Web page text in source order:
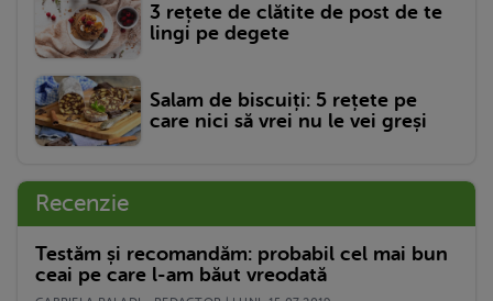
3 rețete de clătite de post de te
lingi pe degete
Salam de biscuiți: 5 rețete pe
care nici să vrei nu le vei greși
Recenzie
Testăm și recomandăm: probabil cel mai bun
ceai pe care l-am băut vreodată